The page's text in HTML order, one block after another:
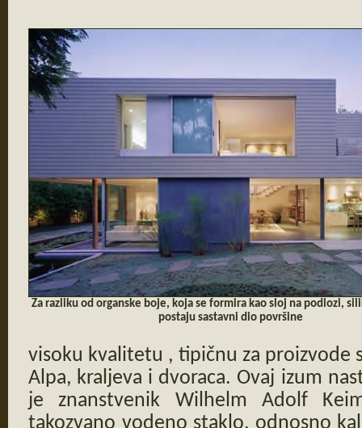
Za razliku od organske boje, koja se formira kao sloj na podlozi,
postaju sastavni dio površine
visoku kvalitetu , tipičnu za proizvode
Alpa, kraljeva i dvoraca. Ovaj izum
je znanstvenik Wilhelm Adolf
takozvano vodeno staklo, odnosno